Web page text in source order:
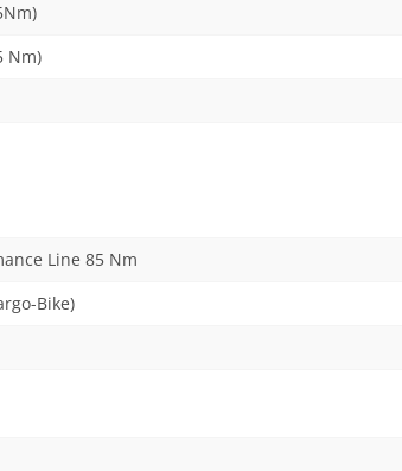
Nm)
Line 85 Nm
Bike)